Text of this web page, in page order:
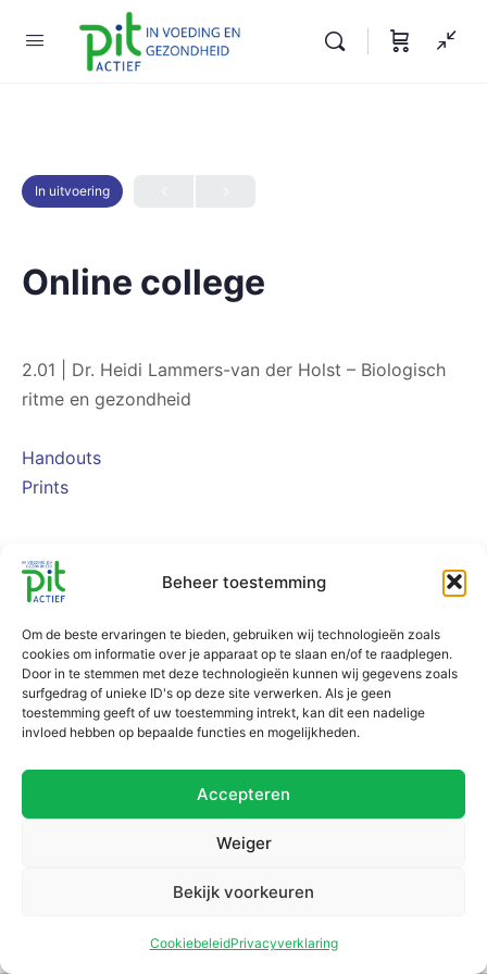
Beheer toestemming
Om de beste ervaringen te bieden, gebruiken wij technologieën zoals
cookies om informatie over je apparaat op te slaan en/of te raadplegen.
Door in te stemmen met deze technologieën kunnen wij gegevens zoals
surfgedrag of unieke ID's op deze site verwerken. Als je geen
toestemming geeft of uw toestemming intrekt, kan dit een nadelige
invloed hebben op bepaalde functies en mogelijkheden.
Accepteren
Weiger
Bekijk voorkeuren
CookiebeleidPrivacyverklaring
In uitvoering
Online college
2.01 | Dr. Heidi Lammers-van der Holst – Biologisch
ritme en gezondheid
Handouts
Prints